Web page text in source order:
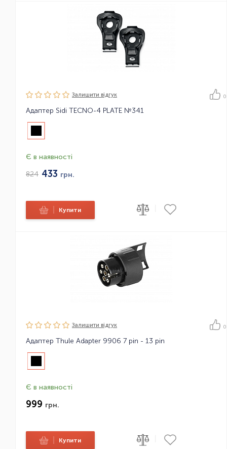
Залишити вiдгук 0
Адаптер Sidi TECNO-4 PLATE №341
Є в наявності
824 433 грн.
Купити
Залишити вiдгук 0
Адаптер Thule Adapter 9906 7 pin - 13 pin
Є в наявності
999 грн.
Купити